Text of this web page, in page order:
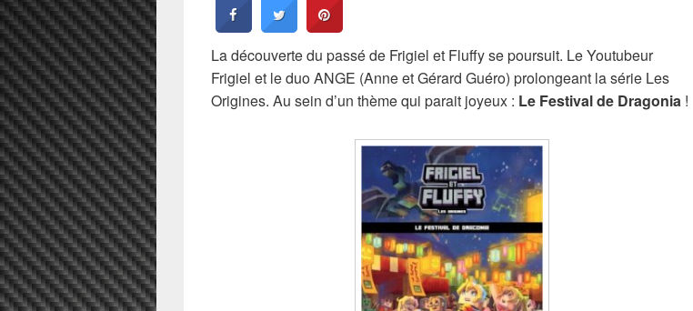
La découverte du passé de Frigiel et Fluffy se poursuit. Le Youtubeur
Frigiel et le duo ANGE (Anne et Gérard Guéro) prolongeant la série Les
Origines. Au sein d’un thème qui parait joyeux : Le Festival de Dragonia !